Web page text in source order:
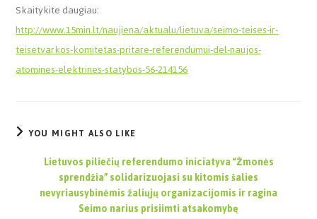
Skaitykite daugiau:
http://www.15min.lt/naujiena/aktualu/lietuva/seimo-teises-ir-
teisetvarkos-komitetas-pritare-referendumui-del-naujos-
atomines-elektrines-statybos-56-214156
YOU MIGHT ALSO LIKE
Lietuvos piliečių referendumo iniciatyva “Žmonės
sprendžia” solidarizuojasi su kitomis šalies
nevyriausybinėmis žaliųjų organizacijomis ir ragina
Seimo narius prisiimti atsakomybę